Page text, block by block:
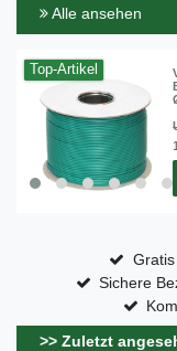
Alle ansehen
Top-Artikel
1
Sichere
>> Zuletzt